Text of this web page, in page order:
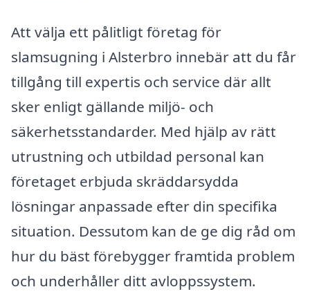
Att välja ett pålitligt företag för
slamsugning i Alsterbro innebär att du får
tillgång till expertis och service där allt
sker enligt gällande miljö- och
säkerhetsstandarder. Med hjälp av rätt
utrustning och utbildad personal kan
företaget erbjuda skräddarsydda
lösningar anpassade efter din specifika
situation. Dessutom kan de ge dig råd om
hur du bäst förebygger framtida problem
och underhåller ditt avloppssystem.